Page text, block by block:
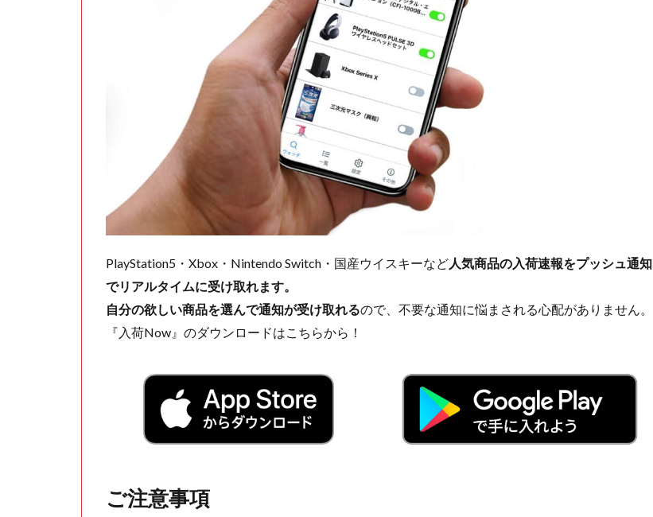
PlayStation5・Xbox・Nintendo Switch・国産ウイスキーなど人気商品の入荷速報をプッシュ通知
でリアルタイムに受け取れます。
自分の欲しい商品を選んで通知が受け取れるので、不要な通知に悩まされる心配がありません。
『入荷Now』のダウンロードはこちらから！
ご注意事項